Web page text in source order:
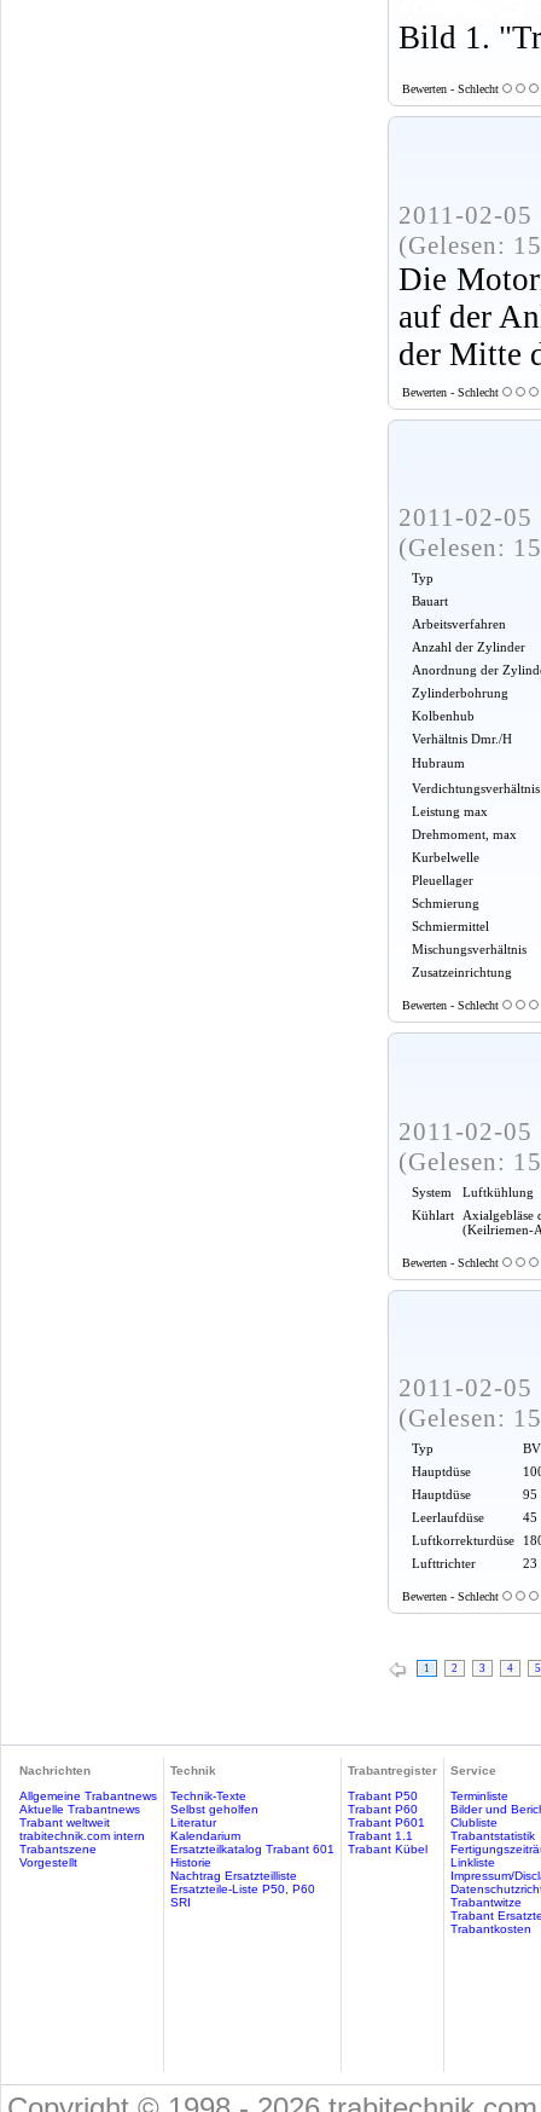
Bild 1.
Bewerten - Schlecht
2011-02-
(Gelesen:
Die
auf der
der Mitte
Bewerten - Schlecht
2011-02-
(Gelesen:
Typ
Bauart
Arbeitsverfahren
Anzahl der Zylinder
Anordnung der
Zylinderbohrung
Kolbenhub
Verhältnis Dmr./H
Hubraum
Verdichtungsverhältnis
Leistung max
Drehmoment, max
Kurbelwelle
Pleuellager
Schmierung
Schmiermittel
Mischungsverhältnis
Zusatzeinrichtung
Bewerten - Schlecht
2011-02-
(Gelesen:
System
Luftkühlung
Kühlart
Axialgebläse
(Keilriemen-
Bewerten - Schlecht
2011-02-
(Gelesen:
Typ
Hauptdüse
Hauptdüse
95
Leerlaufdüse
45
Luftkorrekturdüse
Lufttrichter
23
Bewerten - Schlecht
1 2 3 4 5
Nachrichten
Allgemeine Trabantnews
Aktuelle Trabantnews
Trabant weltweit
trabitechnik.com intern
Trabantszene
Vorgestellt
Technik
Technik-Texte
Selbst geholfen
Literatur
Kalendarium
Ersatzteilkatalog Trabant 601
Historie
Nachtrag Ersatzteilliste
Ersatzteile-Liste P50, P60
SRI
Trabantregister
Trabant P50
Trabant P60
Trabant P601
Trabant 1.1
Trabant Kübel
Service
Terminliste
Bilder und
Clubliste
Trabantstatistik
Linkliste
Impressum/
Trabantwitze
Trabant
Trabantkosten